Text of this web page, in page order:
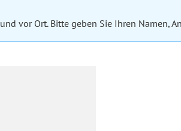
vor Ort. Bitte geben Sie Ihren Namen,